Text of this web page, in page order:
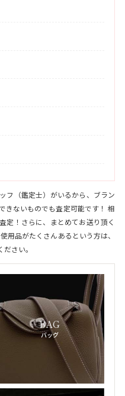
フ（鑑定士）がいるから、ブラン
きないものでも査定可能です！ 相
定！さらに、まとめてお送り頂く
用品がたくさんあるという方は、
さい。
BAG
バッグ